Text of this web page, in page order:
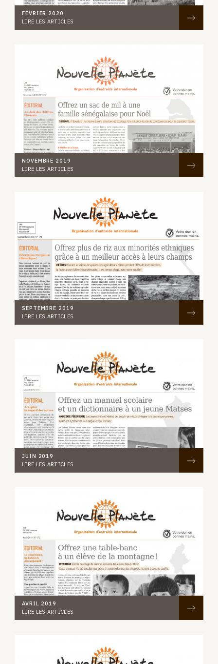
FÉVRIER 2020
LIRE LES ARTICLES
NOVEMBRE 2019
LIRE LES ARTICLES
SEPTEMBRE 2019
LIRE LES ARTICLES
JUIN 2019
LIRE LES ARTICLES
AVRIL 2019
LIRE LES ARTICLES